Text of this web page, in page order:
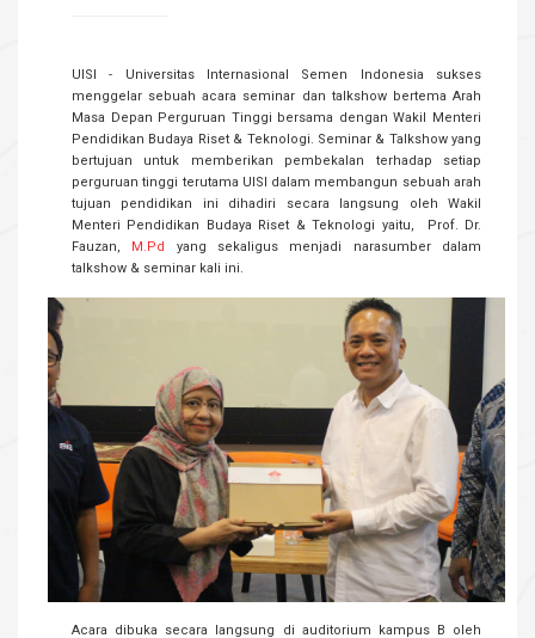
UISI - Universitas Internasional Semen Indonesia sukses
menggelar sebuah acara seminar dan talkshow bertema Arah
Masa Depan Perguruan Tinggi bersama dengan Wakil Menteri
Pendidikan Budaya Riset & Teknologi. Seminar & Talkshow yang
bertujuan untuk memberikan pembekalan terhadap setiap
perguruan tinggi terutama UISI dalam membangun sebuah arah
tujuan pendidikan ini dihadiri secara langsung oleh Wakil
Menteri Pendidikan Budaya Riset & Teknologi yaitu, Prof. Dr.
Fauzan, M.Pd
yang sekaligus menjadi narasumber dalam
talkshow & seminar kali ini.
Acara dibuka secara langsung di auditorium kampus B oleh